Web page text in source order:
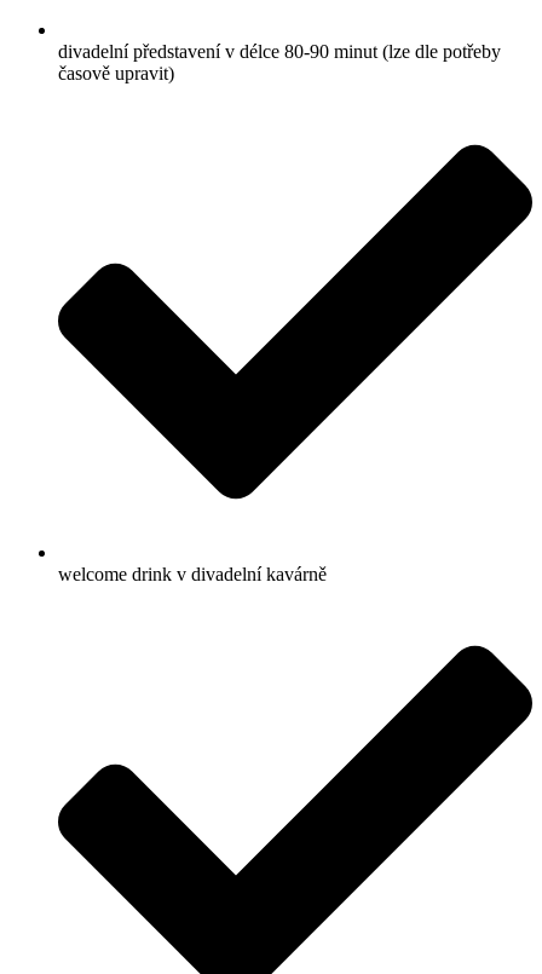
divadelní představení v délce 80-90 minut (lze dle potřeby
časově upravit)
welcome drink v divadelní kavárně